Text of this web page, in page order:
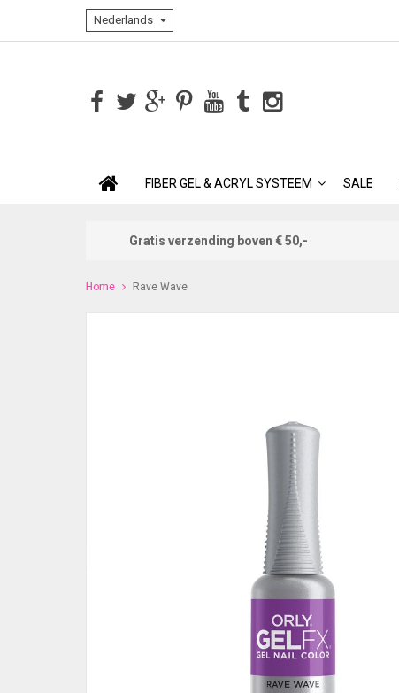
Nederlands
FIBER GEL & ACRYL SYSTEEM SALE
Gratis verzending boven € 50,-
Home Rave Wave